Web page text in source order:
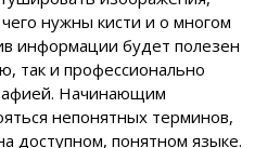
нужны кисти и о многом
информации будет полезен
так и профессионально
Начинающим
непонятных терминов,
доступном, понятном языке.